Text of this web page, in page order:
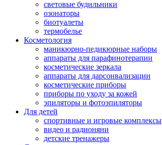
световые будильники
озонаторы
биотуалеты
термобелье
Косметология
маникюрно-педикюрные наборы
аппараты для парафинотерапии
косметические зеркала
аппараты для дарсонвализации
косметические приборы
приборы по уходу за кожей
эпиляторы и фотоэпиляторы
Для детей
спортивные и игровые комплексы
видео и радионяни
детские тренажеры